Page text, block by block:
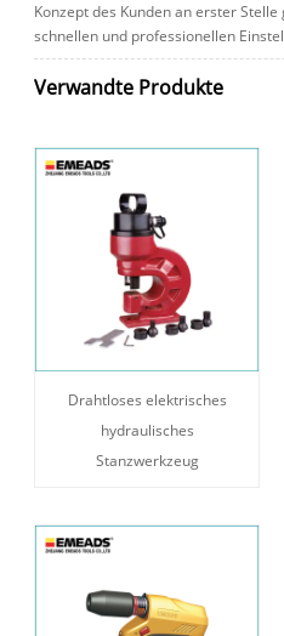
Konzept des Kunden an erster
schnellen und professionellen
Verwandte Produkte
Drahtloses elektrisches
hydraulisches
Stanzwerkzeug